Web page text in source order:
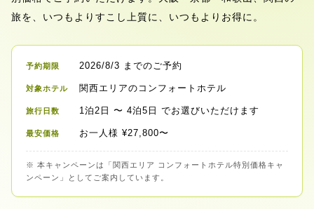
旅を、いつもよりすこし上質に、いつもよりお得に。
予約期限 2026/8/3 までのご予約
対象ホテル 関西エリアのコンフォートホテル
旅行日数 1泊2日 〜 4泊5日 でお選びいただけます
最安価格 お一人様 ¥27,800〜
※ 本キャンペーンは「関西エリア コンフォートホテル特別価格キャ
ンペーン」としてご案内しています。